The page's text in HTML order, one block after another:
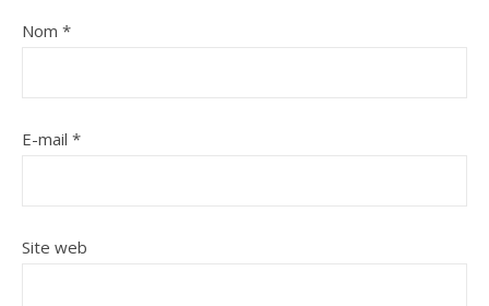
Nom *
E-mail *
Site web